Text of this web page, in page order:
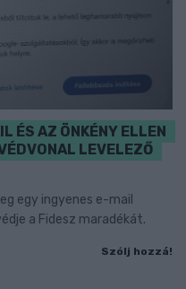
ÉS AZ ÖNKÉNY ELLEN
LEVELEZŐ
egy ingyenes e-mail
a Fidesz maradékát.
Szólj hozzá!